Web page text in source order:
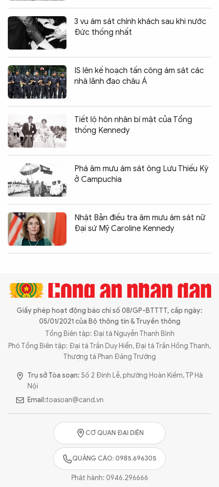
3 vụ ám sát chính khách sau khi nước
Đức thống nhất
IS lên kế hoạch tấn công ám sát các
nhà lãnh đạo châu Á
Tiết lộ hôn nhân bí mật của Tổng
thống Kennedy
Phá âm mưu ám sát ông Lưu Thiếu Kỳ
ở Campuchia
Nhật Bản điều tra âm mưu ám sát nữ
Đại sứ Mỹ Caroline Kennedy
Giấy phép hoạt động báo chí số 08/GP-BTTTT, cấp ngày:
05/01/2021 của Bộ thông tin & Truyền thông
Tổng Biên tập: Đại tá Nguyễn Thanh Bình
Phó Tổng Biên tập: Đại tá Trần Duy Hiển, Đại tá Trần Hồng Thanh,
Thượng tá Phan Đăng Trường
Trụ sở Tòa soạn: Số 2 Đinh Lễ, phường Hoàn Kiếm, TP Hà
Nội
Email:toasoan@cand.vn
CƠ QUAN ĐẠI DIỆN
QUẢNG CÁO: 0985.696305
Phát hành: 0946.296666